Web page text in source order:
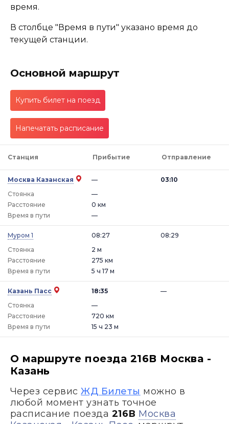
время.
В столбце "Время в пути" указано время до
текущей станции.
Основной маршрут
Купить билет на поезд
Напечатать расписание
Станция Прибытие Отправление
Москва Казанская
—
Стоянка
—
03:10
Расстояние
0 км
Время в пути
—
Муром 1
08:27
Стоянка
2 м
08:29
Расстояние
275 км
Время в пути
5 ч 17 м
Казань Пасс
18:35
Стоянка
—
—
Расстояние
720 км
Время в пути
15 ч 23 м
О маршруте поезда 216В Москва -
Казань
Через сервисЖД Билеты можно в
любой момент узнать точное
расписание поезда 216В Москва